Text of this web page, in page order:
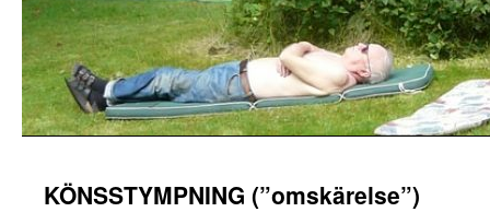
tillKÖNSSTYMPNING (”omskärelse”)